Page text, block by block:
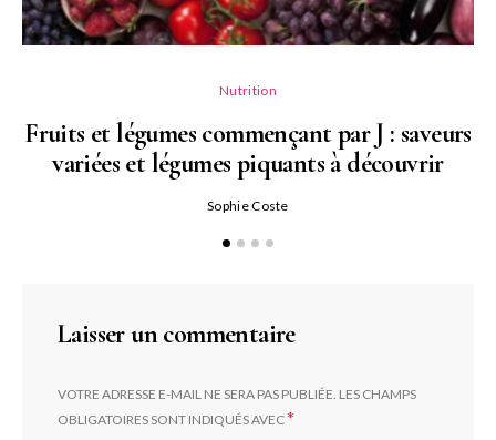
Nutrition
Fruits et légumes commençant par J : saveurs
variées et légumes piquants à découvrir
Sophie Coste
Laisser un commentaire
VOTRE ADRESSE E-MAIL NE SERA PAS PUBLIÉE. LES CHAMPS
OBLIGATOIRES SONT INDIQUÉS AVEC*